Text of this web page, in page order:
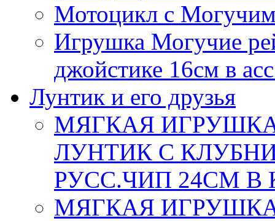
Мотоцикл с
Игрушка Могучие
джойстике 16см в
Лунтик и его друзья
МЯГКАЯ
ЛУНТИК С
РУСС.ЧИП 24СМ В
МЯГКАЯ